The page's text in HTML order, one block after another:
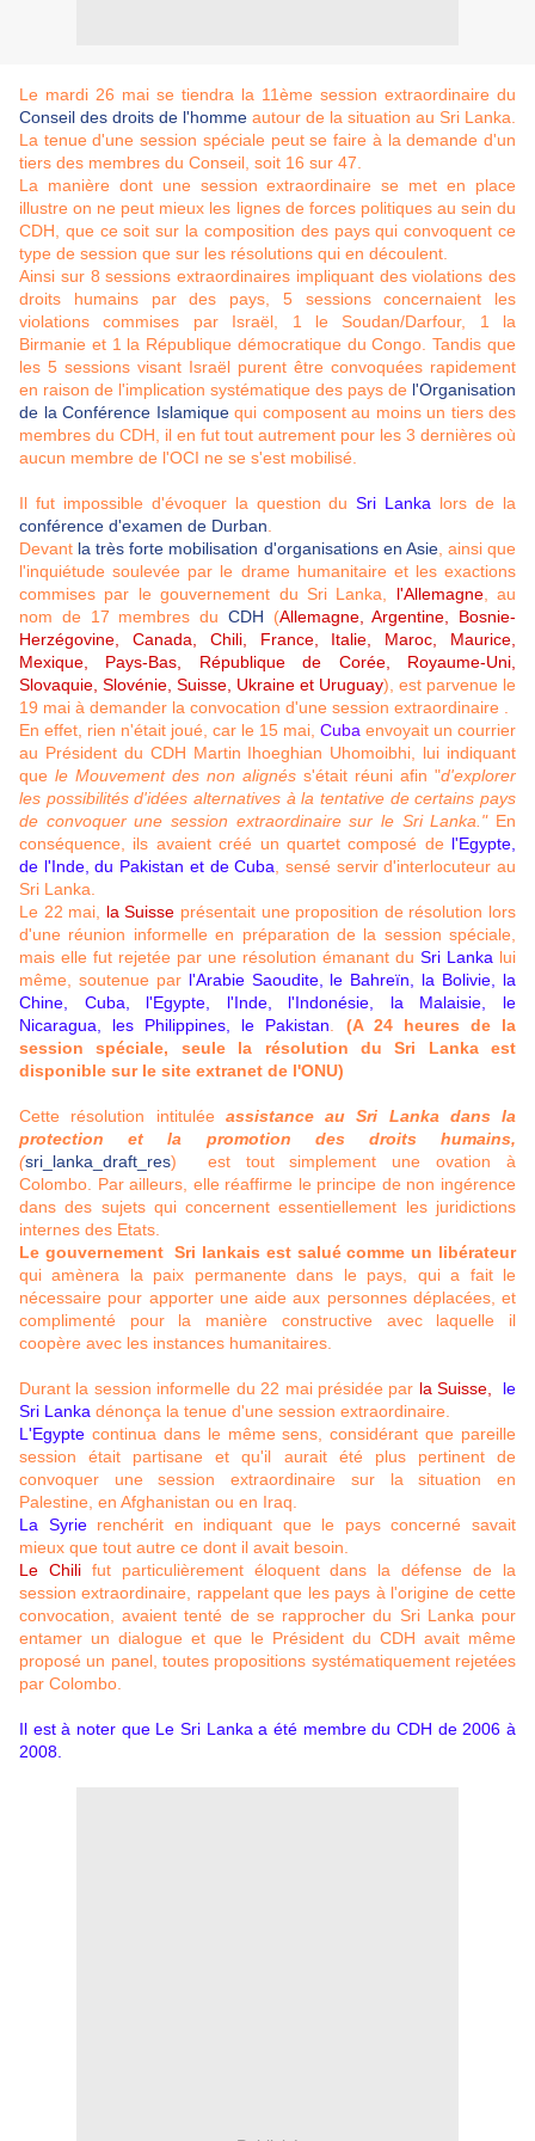
Le mardi 26 mai se tiendra la 11ème session extraordinaire du
Conseil des droits de l'homme autour de la situation au Sri Lanka.
La tenue d'une session spéciale peut se faire à la demande d'un
tiers des membres du Conseil, soit 16 sur 47.
La manière dont une session extraordinaire se met en place
illustre on ne peut mieux les lignes de forces politiques au sein du
CDH, que ce soit sur la composition des pays qui convoquent ce
type de session que sur les résolutions qui en découlent.
Ainsi sur 8 sessions extraordinaires impliquant des violations des
droits humains par des pays, 5 sessions concernaient les
violations commises par Israël, 1 le Soudan/Darfour, 1 la
Birmanie et 1 la République démocratique du Congo. Tandis que
les 5 sessions visant Israël purent être convoquées rapidement
en raison de l'implication systématique des pays de l'Organisation
de la Conférence Islamique qui composent au moins un tiers des
membres du CDH, il en fut tout autrement pour les 3 dernières où
aucun membre de l'OCI ne se s'est mobilisé.
Il fut impossible d'évoquer la question duSri Lanka lors de la
conférence d'examen de Durban
Devant la très forte mobilisation d'organisations en Asie, ainsi que
l'inquiétude soulevée par le drame humanitaire et les exactions
commises par le gouvernement du Sri Lanka,
l'Allemagne, au
nom de 17 membres du CDH (Allemagne, Argentine, Bosnie-
Herzégovine, Canada, Chili, France, Italie, Maroc, Maurice,
Mexique, Pays-Bas, République de Corée, Royaume-Uni,
Slovaquie, Slovénie, Suisse, Ukraine et Uruguay), est parvenue le
19 mai à demander la convocation d'une session extraordinaire .
En effet, rien n'était joué, car le 15 mai, Cuba envoyait un courrier
au Président du CDH Martin Ihoeghian Uhomoibhi, lui indiquant
que le Mouvement des non alignés s'était réuni afin "d'explorer
les possibilités d'idées alternatives à la tentative de certains pays
de convoquer une session extraordinaire sur le Sri Lanka."En
conséquence, ils avaient créé un quartet composé de l'Egypte,
de l'Inde, du Pakistan et de Cuba , sensé servir d'interlocuteur au
Sri Lanka.
Le 22 mai, la Suisse présentait une proposition de résolution lors
d'une réunion informelle en préparation de la session spéciale,
mais elle fut rejetée par une résolution émanant du Sri Lanka lui
même, soutenue par l'Arabie Saoudite, le Bahreïn, la Bolivie, la
Chine, Cuba, l'Egypte, l'Inde, l'Indonésie, la Malaisie, le
Nicaragua, les Philippines, le Pakistan
(A 24 heures de la
session spéciale, seule la résolution du Sri Lanka est
disponible sur le site extranet de l'ONU)
Cette résolution intitulée assistance au Sri Lanka dans la
protection et la promotion des droits humains,
(sri_lanka_draft_res) est tout simplement une ovation à
Colombo. Par ailleurs, elle réaffirme le principe de non ingérence
dans des sujets qui concernent essentiellement les juridictions
internes des Etats.
Le gouvernement Sri lankais est salué comme un libérateur
qui amènera la paix permanente dans le pays, qui a fait le
nécessaire pour apporter une aide aux personnes déplacées, et
complimenté pour la manière constructive avec laquelle il
coopère avec les instances humanitaires.
Durant la session informelle du 22 mai présidée par la Suisse,
le
Sri Lanka dénonça la tenue d'une session extraordinaire.
L'Egypte continua dans le même sens, considérant que pareille
session était partisane et qu'il aurait été plus pertinent de
convoquer une session extraordinaire sur la situation en
Palestine, en Afghanistan ou en Iraq.
La Syrierenchérit en indiquant que le pays concerné savait
mieux que tout autre ce dont il avait besoin.
Le Chilifut particulièrement éloquent dans la défense de la
session extraordinaire, rappelant que les pays à l'origine de cette
convocation, avaient tenté de se rapprocher du Sri Lanka pour
entamer un dialogue et que le Président du CDH avait même
proposé un panel, toutes propositions systématiquement rejetées
par Colombo.
Il est à noter que Le Sri Lanka a été membre du CDH de 2006 à
2008.